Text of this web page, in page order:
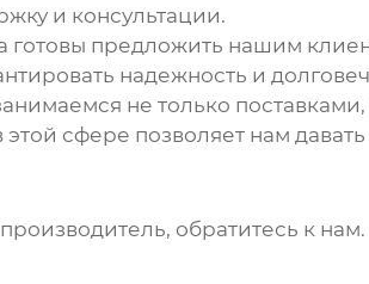
и консультации.
готовы предложить нашим
надежность и
не только поставками,
сфере позволяет нам давать
, обратитесь к